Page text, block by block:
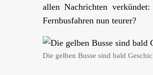
allen Nachrichten
Fernbusfahren nun teurer?
Die gelben Busse sind bald